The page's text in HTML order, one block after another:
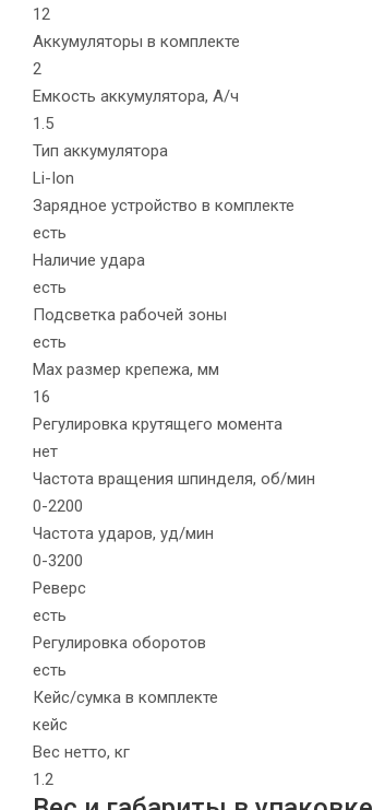
12
Аккумуляторы в комплекте
2
Емкость аккумулятора, А/ч
1.5
Тип аккумулятора
Li-Ion
Зарядное устройство в комплекте
есть
Наличие удара
есть
Подсветка рабочей зоны
есть
Max размер крепежа, мм
16
Регулировка крутящего момента
нет
Частота вращения шпинделя, об/мин
0-2200
Частота ударов, уд/мин
0-3200
Реверс
есть
Регулировка оборотов
есть
Кейс/сумка в комплекте
кейс
Вес нетто, кг
1.2